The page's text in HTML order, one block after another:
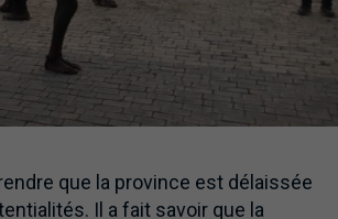
que la province est délaissée
Il a fait savoir que la